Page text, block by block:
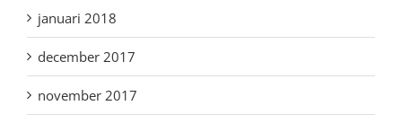
januari 2018
december 2017
november 2017